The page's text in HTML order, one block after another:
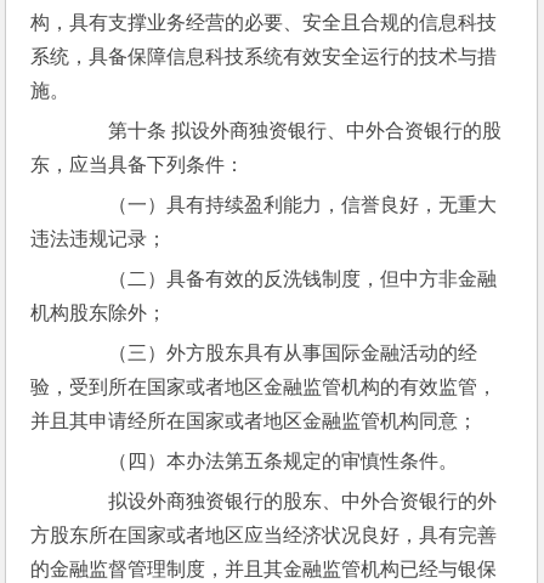
构，具有支撑业务经营的必要、安全且合规的信息科技
系统，具备保障信息科技系统有效安全运行的技术与措
施。
第十条 拟设外商独资银行、中外合资银行的股
东，应当具备下列条件：
（一）具有持续盈利能力，信誉良好，无重大
违法违规记录；
（二）具备有效的反洗钱制度，但中方非金融
机构股东除外；
（三）外方股东具有从事国际金融活动的经
验，受到所在国家或者地区金融监管机构的有效监管，
并且其申请经所在国家或者地区金融监管机构同意；
（四）本办法第五条规定的审慎性条件。
拟设外商独资银行的股东、中外合资银行的外
方股东所在国家或者地区应当经济状况良好，具有完善
的金融监督管理制度，并且其金融监管机构已经与银保